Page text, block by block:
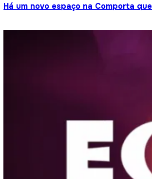
Há um novo espaço na Comporta